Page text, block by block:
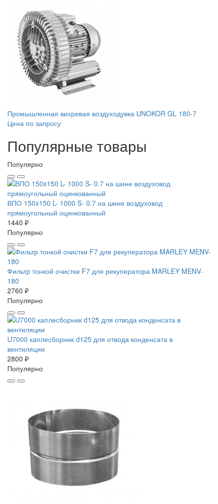
Промышленная вихревая воздуходувка UNOKOR GL 180-7
Цена по запросу
Популярные товары
Популярно
ВПО 150x150 L- 1000 S- 0.7 на шине воздуховод
прямоугольный оцинкованный
1440 ₽
Популярно
Фильтр тонкой очистки F7 для рекуператора MARLEY MENV-
180
2760 ₽
Популярно
U7000 каплесборник d125 для отвода конденсата в
вентиляции
2800 ₽
Популярно